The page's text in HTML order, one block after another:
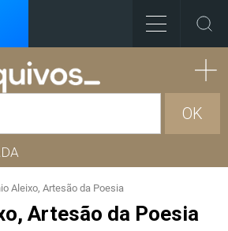
OK
Aleixo, Artesão da Poesia
Artesão da Poesia